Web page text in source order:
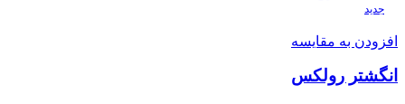
جدید
افزودن به مقایسه
انگشتر رولکس